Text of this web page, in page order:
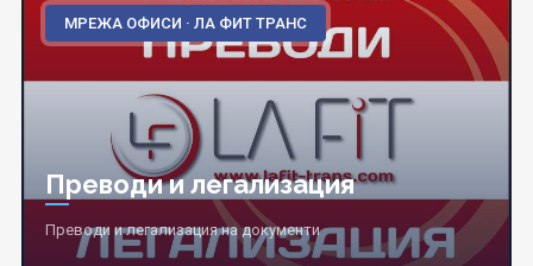
МРЕЖА ОФИСИ · ЛА ФИТ ТРАНС
Преводи и легализация
Преводи и легализация на документи